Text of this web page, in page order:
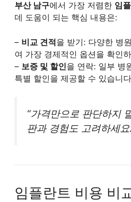
부산 남구에서 가장 저렴한 임
데 도움이 되는 핵심 내용은:
– 비교 견적을 받기: 다양한 병
여 가장 경제적인 옵션을 확인
– 보증 및 할인을 연락: 일부 병
특별 할인을 제공할 수 있습니
“가격만으로 판단하지
판과 경험도 고려하세요
임플란트 비용 비